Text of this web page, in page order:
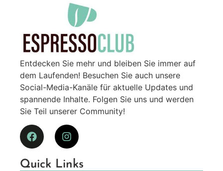
Entdecken Sie mehr und bleiben Sie immer auf
dem Laufenden! Besuchen Sie auch unsere
Social-Media-Kanäle für aktuelle Updates und
spannende Inhalte. Folgen Sie uns und werden
Sie Teil unserer Community!
Quick Links